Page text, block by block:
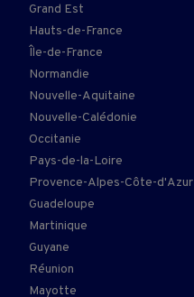
Grand Est
Hauts-de-France
Île-de-France
Normandie
Nouvelle-Aquitaine
Nouvelle-Calédonie
Occitanie
Pays-de-la-Loire
Provence-Alpes-Côte-d'Azur
Guadeloupe
Martinique
Guyane
Réunion
Mayotte